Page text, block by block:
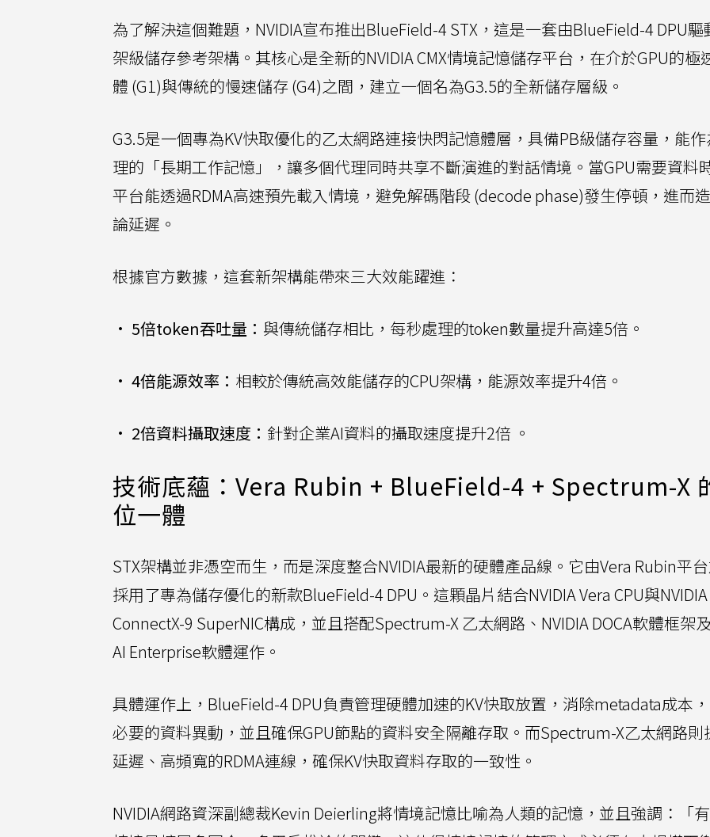
為了解決這個難題，NVIDIA宣布推出BlueField-4 STX，這是一套由BlueField-4 DPU驅
架級儲存參考架構。其核心是全新的NVIDIA CMX情境記憶儲存平台，在介於GPU的極
體 (G1)與傳統的慢速儲存 (G4)之間，建立一個名為G3.5的全新儲存層級。
G3.5是一個專為KV快取優化的乙太網路連接快閃記憶體層，具備PB級儲存容量，能
理的「長期工作記憶」，讓多個代理同時共享不斷演進的對話情境。當GPU需要資料
平台能透過RDMA高速預先載入情境，避免解碼階段 (decode phase)發生停頓，進而
論延遲。
根據官方數據，這套新架構能帶來三大效能躍進：
• 5倍token吞吐量： 與傳統儲存相比，每秒處理的token數量提升高達5倍。
• 4倍能源效率： 相較於傳統高效能儲存的CPU架構，能源效率提升4倍。
• 2倍資料攝取速度： 針對企業AI資料的攝取速度提升2倍 。
技術底蘊：Vera Rubin + BlueField-4 + Spectrum-X
位一體
STX架構並非憑空而生，而是深度整合NVIDIA最新的硬體產品線。它由Vera Rubin平台
採用了專為儲存優化的新款BlueField-4 DPU。這顆晶片結合NVIDIA Vera CPU與NVIDIA
ConnectX-9 SuperNIC構成，並且搭配Spectrum-X 乙太網路、NVIDIA DOCA軟體框架
AI Enterprise軟體運作。
具體運作上，BlueField-4 DPU負責管理硬體加速的KV快取放置，消除metadata成本
必要的資料異動，並且確保GPU節點的資料安全隔離存取。而Spectrum-X乙太網路則
延遲、高頻寬的RDMA連線，確保KV快取資料存取的一致性。
NVIDIA網路資深副總裁Kevin Deierling將情境記憶比喻為人類的記憶，並且強調：「